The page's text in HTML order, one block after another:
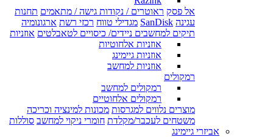
אל פסק ראוטרים / נקודות גישה / מתאמים תחנות
עגינה SanDisk מגדילי טווח רכזי רשת ארגונומיה
תיקים למחשבים ניידים/ כיסויים לטאבלטים אוזניות
אוזניות אלחוטיות
אוזניות גיימינג
אוזניות למחשב
רמקולים
רמקולים למחשב
רמקולים אלחוטיים
מוצרים נלווים למגרסות מכונות למינציה וכריכה
משטחים לעכבר/מקלדת חומרי ניקוי למחשב סוללות
אביזרי גיימינג